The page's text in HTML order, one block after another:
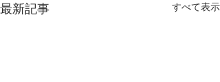
最新記事 すべて表示